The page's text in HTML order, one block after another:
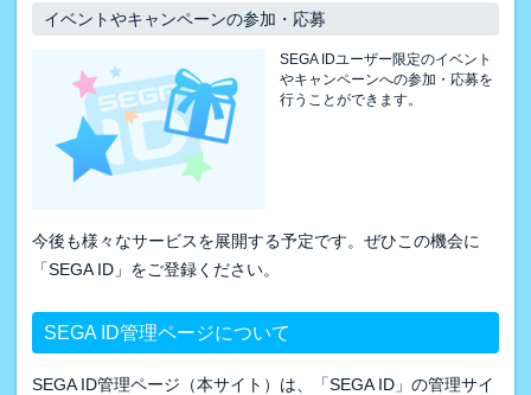
イベントやキャンペーンの参加・応募
SEGA IDユーザー限定のイベント
やキャンペーンへの参加・応募を
行うことができます。
今後も様々なサービスを展開する予定です。ぜひこの機会に
「SEGA ID」をご登録ください。
SEGA ID管理ページについて
SEGA ID管理ページ（本サイト）は、「SEGA ID」の管理サイ